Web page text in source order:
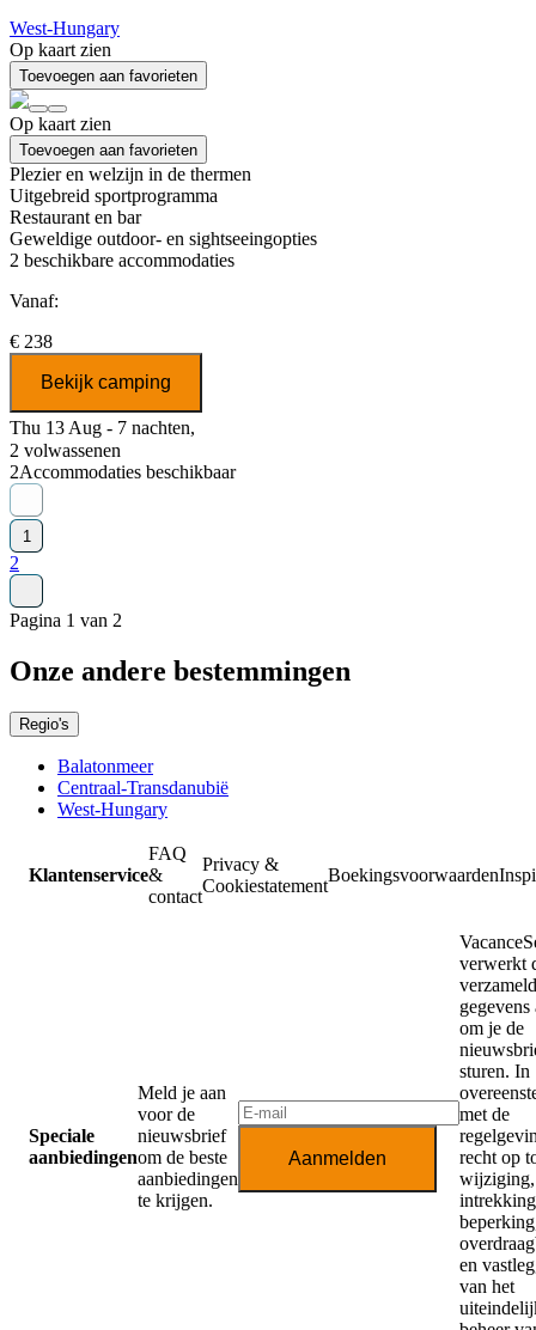
West-Hungary
Op kaart zien
Toevoegen aan favorieten
Op kaart zien
Toevoegen aan favorieten
Plezier en welzijn in de thermen
Uitgebreid sportprogramma
Restaurant en bar
Geweldige outdoor- en sightseeingopties
2 beschikbare accommodaties
Vanaf:
€ 238
Bekijk camping
Thu 13 Aug - 7 nachten,
2 volwassenen
2Accommodaties beschikbaar
1
2
Pagina 1 van 2
Onze andere bestemmingen
Regio's
Balatonmeer
Centraal-Transdanubië
West-Hungary
Klantenservice
FAQ
&
contact
Privacy &
Cookiestatement
Boekingsvoorwaarden
Speciale
aanbiedingen
Meld je aan
voor de
nieuwsbrief
om de beste
aanbiedingen
te krijgen.
Aanmelden
verwerkt
gegevens
om je de
sturen. In
met de
recht op
wijziging,
en
van het